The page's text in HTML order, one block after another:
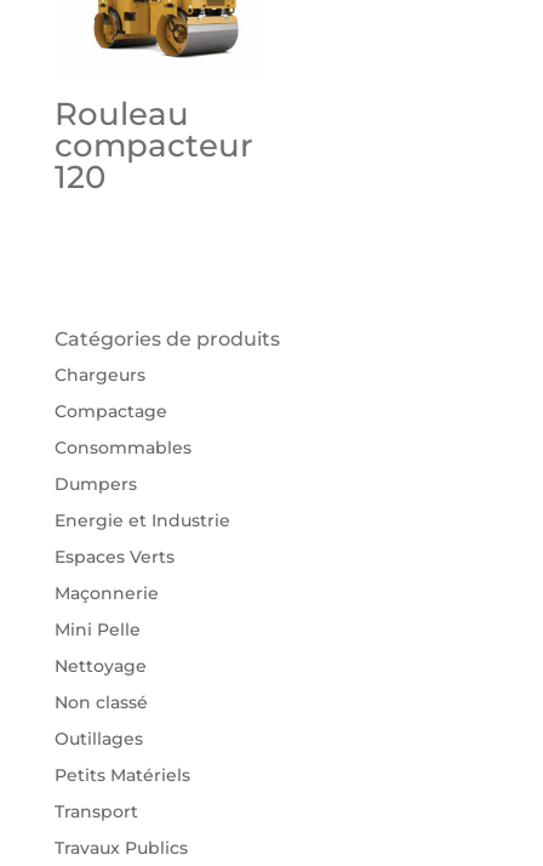
Rouleau
compacteur
120
Catégories de produits
Chargeurs
Compactage
Consommables
Dumpers
Energie et Industrie
Espaces Verts
Maçonnerie
Mini Pelle
Nettoyage
Non classé
Outillages
Petits Matériels
Transport
Travaux Publics